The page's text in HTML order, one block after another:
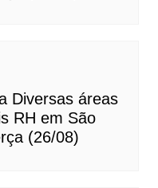
Diversas áreas
RH em São
(26/08)